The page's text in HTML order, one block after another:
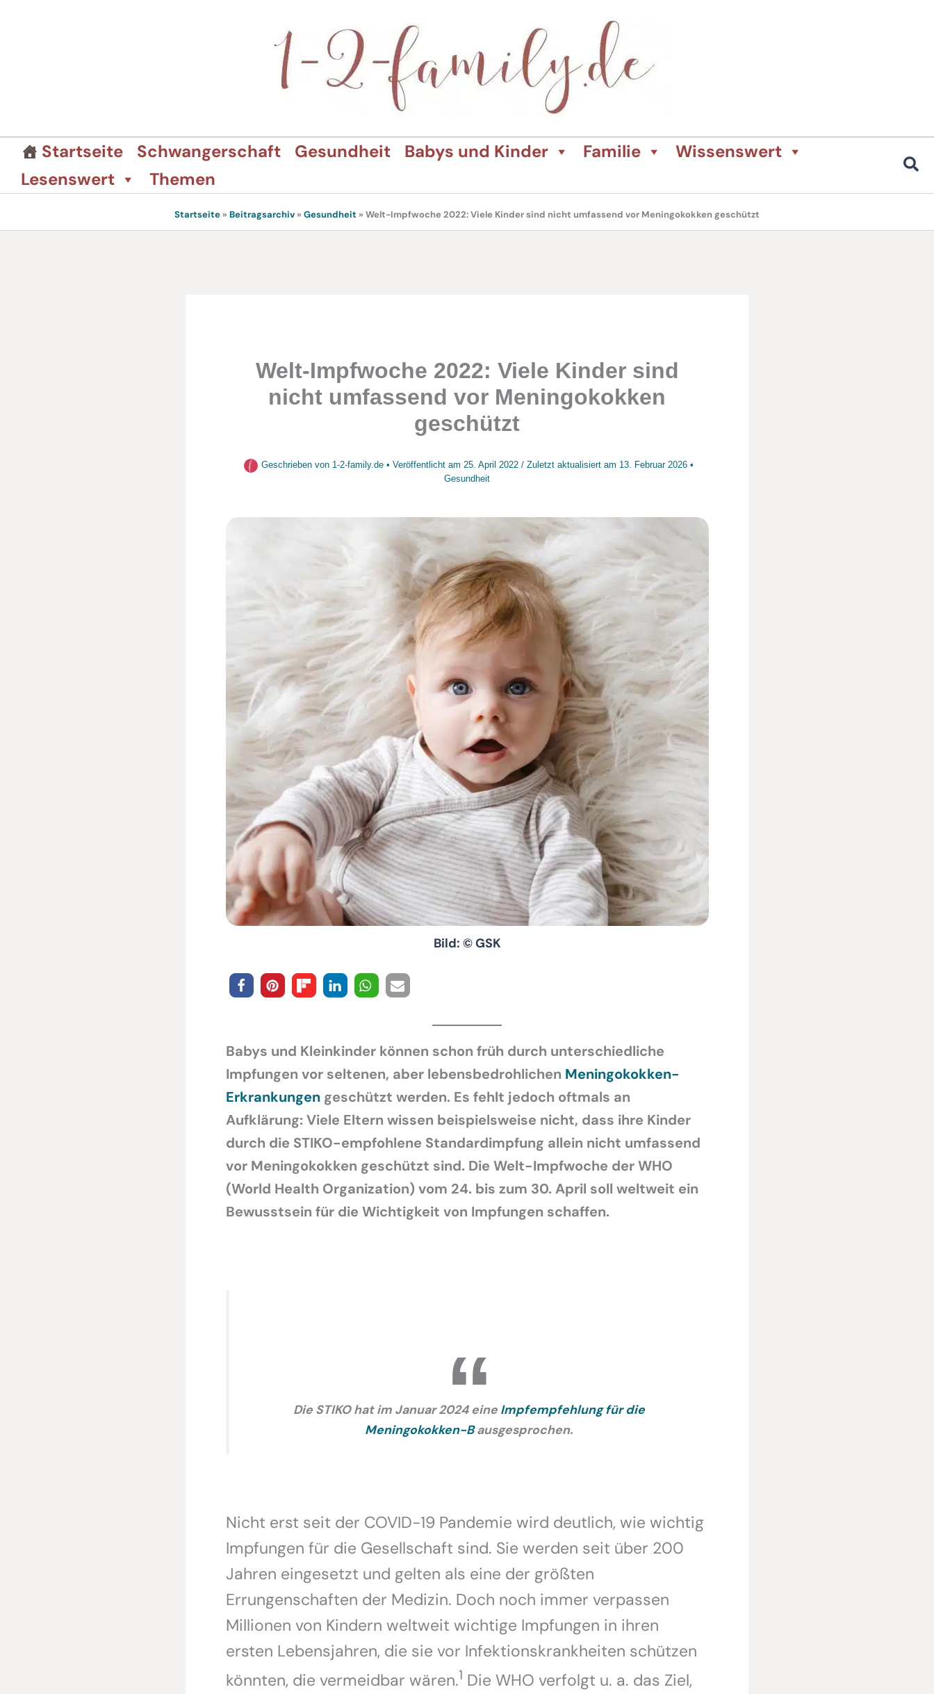
Startseite Schwangerschaft Gesundheit Babys und Kinder Familie
Wissenswert
Lesenswert
Themen
Startseite » Beitragsarchiv » Gesundheit » Welt-Impfwoche 2022: Viele Kinder sind nicht umfassend vor Meningokokken geschützt
Welt-Impfwoche 2022: Viele Kinder sind
nicht umfassend vor Meningokokken
geschützt
Geschrieben von 1-2-family.de • Veröffentlicht am 25. April 2022 / Zuletzt aktualisiert am 13. Februar 2026 •
Gesundheit
Bild: © GSK
Babys und Kleinkinder können schon früh durch unterschiedliche
Impfungen vor seltenen, aber lebensbedrohlichen Meningokokken-
Erkrankungengeschützt werden. Es fehlt jedoch oftmals an
Aufklärung: Viele Eltern wissen beispielsweise nicht, dass ihre Kinder
durch die STIKO-empfohlene Standardimpfung allein nicht umfassend
vor Meningokokken geschützt sind. Die Welt-Impfwoche der WHO
(World Health Organization) vom 24. bis zum 30. April soll weltweit ein
Bewusstsein für die Wichtigkeit von Impfungen schaffen.
Die STIKO hat im Januar 2024 eine Impfempfehlung für die
Meningokokken-Bausgesprochen.
Nicht erst seit der COVID-19 Pandemie wird deutlich, wie wichtig
Impfungen für die Gesellschaft sind. Sie werden seit über 200
Jahren eingesetzt und gelten als eine der größten
Errungenschaften der Medizin. Doch noch immer verpassen
Millionen von Kindern weltweit wichtige Impfungen in ihren
ersten Lebensjahren, die sie vor Infektionskrankheiten schützen
könnten, die vermeidbar wären.1 Die WHO verfolgt u. a. das Ziel,